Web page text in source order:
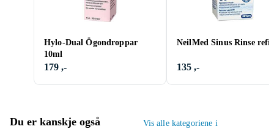
Hylo-Dual Ögondroppar
10ml
179 ,-
NeilMed Sinus Rinse
135 ,-
Du er kanskje også
Vis alle kategoriene i